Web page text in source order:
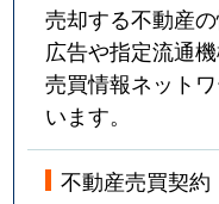
売却する不動産
広告や指定流通
売買情報ネット
います。
不動産売買契約